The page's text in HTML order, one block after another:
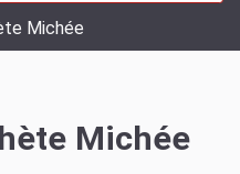
Michée
Michée